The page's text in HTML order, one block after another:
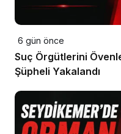
6 gün önce
Suç Örgütlerini
Şüpheli Yakalandı